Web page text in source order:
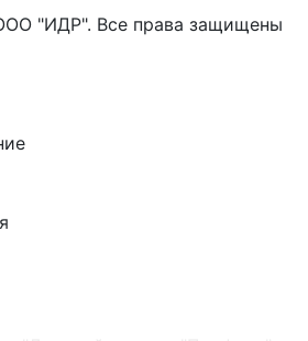
"ИДР". Все права защищены